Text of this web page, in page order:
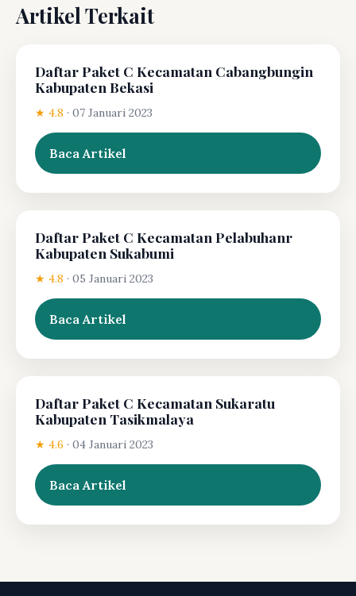
Artikel Terkait
Daftar Paket C Kecamatan Cabangbungin
Kabupaten Bekasi
★ 4.8 · 07 Januari 2023
Baca Artikel
Daftar Paket C Kecamatan Pelabuhanr
Kabupaten Sukabumi
★ 4.8 · 05 Januari 2023
Baca Artikel
Daftar Paket C Kecamatan Sukaratu
Kabupaten Tasikmalaya
★ 4.6 · 04 Januari 2023
Baca Artikel